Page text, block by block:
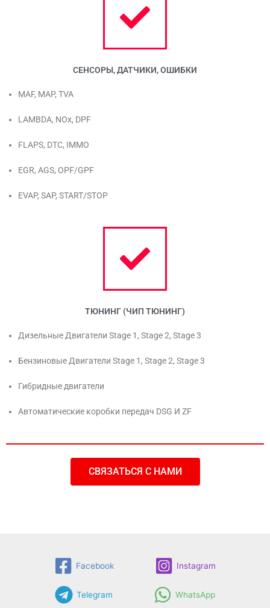
СЕНСОРЫ, ДАТЧИКИ, ОШИБКИ
MAF, MAP, TVA
LAMBDA, NOx, DPF
FLAPS, DTC, IMMO
EGR, AGS, OPF/GPF
EVAP, SAP, START/STOP
ТЮНИНГ (ЧИП ТЮНИНГ)
Дизельные Двигатели Stage 1, Stage 2, Stage 3
Бензиновые Двигатели Stage 1, Stage 2, Stage 3
Гибридные двигатели
Автоматические коробки передач DSG И ZF
СВЯЗАТЬСЯ С НАМИ
Facebook Instagram
Telegram WhatsApp